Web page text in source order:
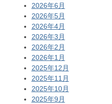
2026年6月
2026年5月
2026年4月
2026年3月
2026年2月
2026年1月
2025年12月
2025年11月
2025年10月
2025年9月